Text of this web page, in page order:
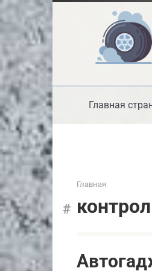
Перейти
к
контенту
Главная
Главная